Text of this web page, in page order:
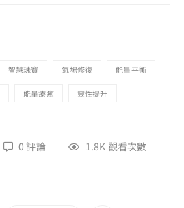
智慧珠寶 氣場修復 能量平衡
能量療癒 靈性提升
0 評論 1.8K 觀看次數